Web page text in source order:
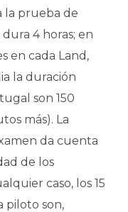
la prueba de
4 horas; en
en cada Land,
la duración
son 150
más). La
da cuenta
de los
caso, los 15
piloto son,